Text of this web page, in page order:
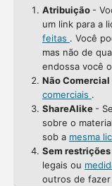
Atribuição -
um link para a
feitas . Você
mas não de
endossa você
Não Comercial
comerciais .
ShareAlike -
sobre o
sob a mesma
Sem
legais ou
outros de fazer